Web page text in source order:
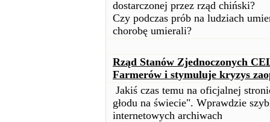
dostarczonej przez rząd chiński?
Czy podczas prób na ludziach
chorobę umierali?
Rząd Stanów Zjednoczonych
Farmerów i stymuluje kryzys
Jakiś czas temu na oficjalnej
głodu na świecie". Wprawdzie
internetowych archiwach